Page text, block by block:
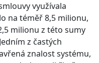
využívala
na téměř 8,5 milionu,
milionu z této sumy
z častých
znalost systému,